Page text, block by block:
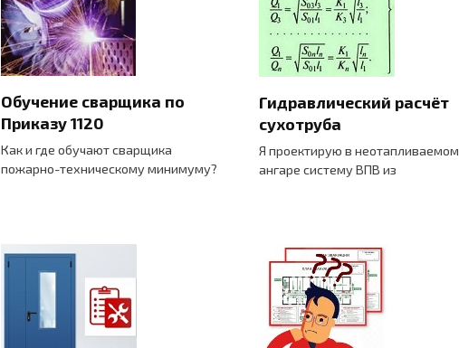
Обучение сварщика по
Приказу 1120
Как и где обучают сварщика
пожарно-техническому минимуму?
Гидравлический расчёт
сухотруба
Я проектирую в неотапливаемом
ангаре систему ВПВ из